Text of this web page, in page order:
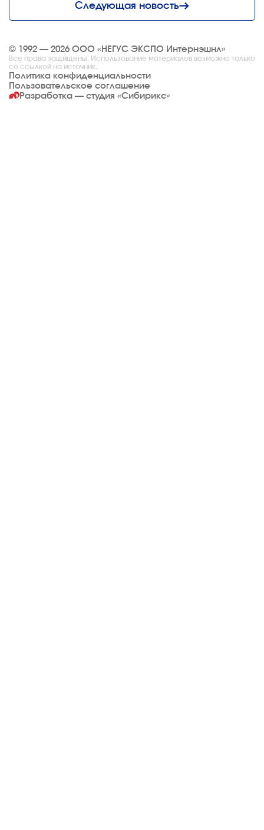
Следующая новость
© 1992 — 2026 ООО «НЕГУС ЭКСПО Интернэшнл»
Все права защищены. Использование материалов возможно только
со ссылкой на источник.
Политика конфиденциальности
Пользовательское соглашение
Разработка — студия «Сибирикс»